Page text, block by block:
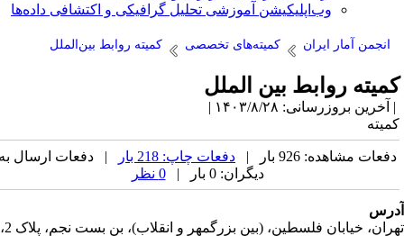
وب‌اپلیکیشن آموزشی تحلیل گرافیکی و اکتشافی داده‌ها
انجمن آمار ایران کمیته‌های تخصصی کمیته روابط بین‌الملل
روابط بین الملل
بروزرسانی: ۱۴۰۳/۸/۲۸ |
مشاهده: 926 بار | دفعات چاپ: 218 بار
| دفعات ارسال به
دیگران: 0 بار |
تهران، خیابان فلسطین، (بین بزرگمهر و انقلاب)، بن بست نجم، پلاک 2،